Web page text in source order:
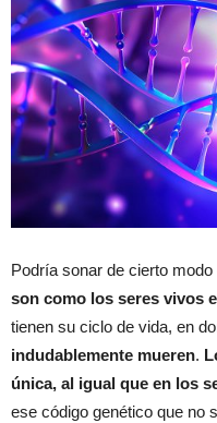
Podría sonar de cierto
son como los seres vivos
tienen su ciclo de vida, en
indudablemente mueren.
única, al igual que en los
ese código genético que no